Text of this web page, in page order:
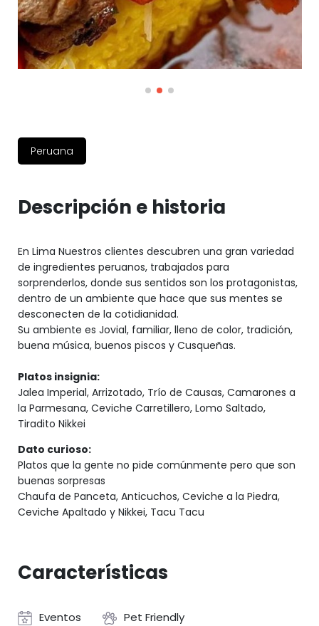
Peruana
Descripción e historia
En Lima Nuestros clientes descubren una gran variedad
de ingredientes peruanos, trabajados para
sorprenderlos, donde sus sentidos son los protagonistas,
dentro de un ambiente que hace que sus mentes se
desconecten de la cotidianidad.
Su ambiente es Jovial, familiar, lleno de color, tradición,
buena música, buenos piscos y Cusqueñas.
Platos insignia:
Jalea Imperial, Arrizotado, Trío de Causas, Camarones a
la Parmesana, Ceviche Carretillero, Lomo Saltado,
Tiradito Nikkei
Dato curioso:
Platos que la gente no pide comúnmente pero que son
buenas sorpresas
Chaufa de Panceta, Anticuchos, Ceviche a la Piedra,
Ceviche Apaltado y Nikkei, Tacu Tacu
Características
Eventos
Pet Friendly